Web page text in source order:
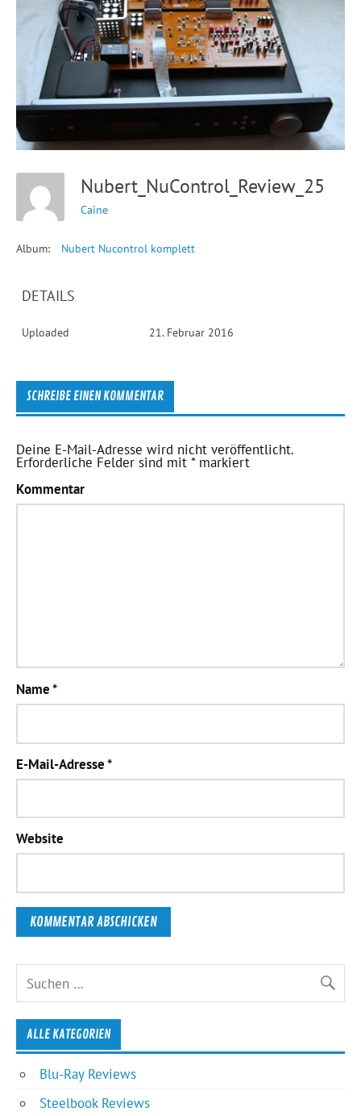
Nubert_NuControl_Review_25
Caine
Album: Nubert Nucontrol komplett
DETAILS
Uploaded 21. Februar 2016
SCHREIBE EINEN KOMMENTAR
Deine E-Mail-Adresse wird nicht veröffentlicht.
Erforderliche Felder sind mit*markiert
Kommentar
Name*
E-Mail-Adresse*
Website
ALLE KATEGORIEN
Blu-Ray Reviews
Steelbook Reviews